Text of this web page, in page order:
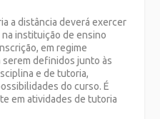
a distância deverá exercer
instituição de ensino
em regime
serem definidos junto às
e de tutoria,
do curso. É
em atividades de tutoria